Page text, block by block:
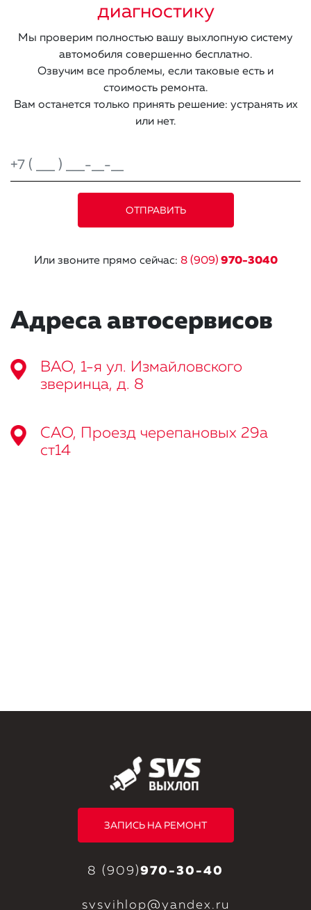
диагностику
Мы проверим полностью вашу выхлопную систему
автомобиля совершенно бесплатно.
Озвучим все проблемы, если таковые есть и
стоимость ремонта.
Вам останется только принять решение: устранять их
или нет.
Или звоните прямо сейчас: 8 (909) 970-3040
Адреса автосервисов
ВАО, 1-я ул. Измайловского
зверинца, д. 8
САО, Проезд черепановых 29а
ст14
ЗАПИСЬ НА РЕМОНТ
8 (909)970-30-40
svsvihlop@yandex.ru